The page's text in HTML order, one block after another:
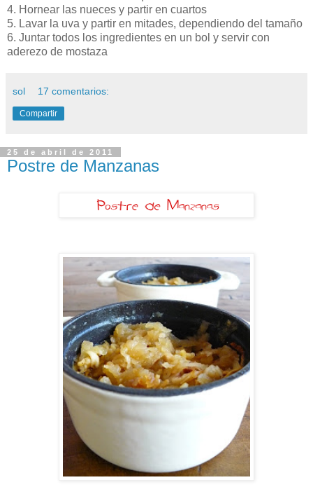
4. Hornear las nueces y partir en cuartos
5. Lavar la uva y partir en mitades, dependiendo del tamaño
6. Juntar todos los ingredientes en un bol y servir con
aderezo de mostaza
sol 17 comentarios:
Compartir
25 de abril de 2011
Postre de Manzanas